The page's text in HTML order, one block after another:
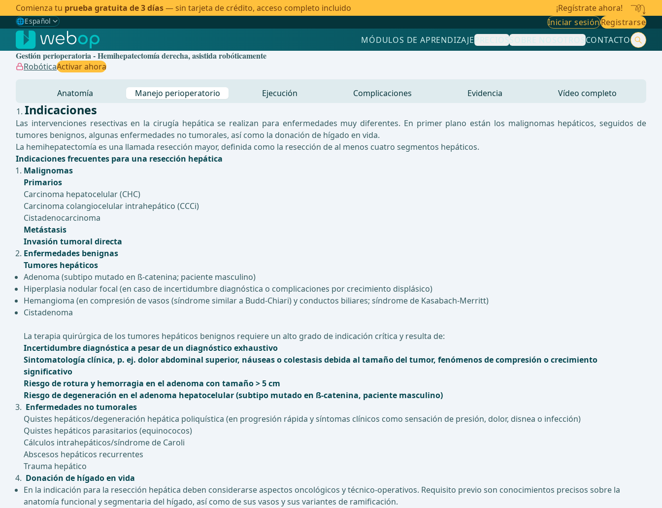
Comienza tu prueba gratuita de 3 días— sin tarjeta de crédito, acceso completo incluido ¡Regístrate ahora!
🌐Español
Gewählte Sprache: Español
🇩🇪 Alemán
🇬🇧Inglés
Brasileño
Iniciar sesiónRegistrarse
MÓDULOS DE APRENDIZAJEPRECIOSSOBRE NOSOTROSCONTACTO
Gestión perioperatoria - Hemihepatectomía derecha, asistida robóticamente
RobóticaActivar ahora
Anatomía Manejo perioperatorio Ejecución Complicaciones Evidencia Vídeo completo
Indicaciones
Las intervenciones resectivas en la cirugía hepática se realizan para enfermedades muy diferentes. En primer plano están los malignomas hepáticos, seguidos de
tumores benignos, algunas enfermedades no tumorales, así como la donación de hígado en vida.
La hemihepatectomía es una llamada resección mayor, definida como la resección de al menos cuatro segmentos hepáticos.
Indicaciones frecuentes para una resección hepática
Malignomas
Primarios
Carcinoma hepatocelular (CHC)
Carcinoma colangiocelular intrahepático (CCCi)
Cistadenocarcinoma
Metástasis
Invasión tumoral directa
Enfermedades benignas
Tumores hepáticos
Adenoma (subtipo mutado en ß-catenina; paciente masculino)
Hiperplasia nodular focal (en caso de incertidumbre diagnóstica o complicaciones por crecimiento displásico)
Hemangioma (en compresión de vasos (síndrome similar a Budd-Chiari) y conductos biliares; síndrome de Kasabach-Merritt)
Cistadenoma
La terapia quirúrgica de los tumores hepáticos benignos requiere un alto grado de indicación crítica y resulta de:
Incertidumbre diagnóstica a pesar de un diagnóstico exhaustivo
Sintomatología clínica, p. ej. dolor abdominal superior, náuseas o colestasis debida al tamaño del tumor, fenómenos de compresión o crecimiento
significativo
Riesgo de rotura y hemorragia en el adenoma con tamaño > 5 cm
Riesgo de degeneración en el adenoma hepatocelular (subtipo mutado en ß-catenina, paciente masculino)
Enfermedades no tumorales
Quistes hepáticos/degeneración hepática poliquística (en progresión rápida y síntomas clínicos como sensación de presión, dolor, disnea o infección)
Quistes hepáticos parasitarios (equinococos)
Cálculos intrahepáticos/síndrome de Caroli
Abscesos hepáticos recurrentes
Trauma hepático
Donación de hígado en vida
En la indicación para la resección hepática deben considerarse aspectos oncológicos y técnico-operativos. Requisito previo son conocimientos precisos sobre la
anatomía funcional y segmentaria del hígado, así como de sus vasos y sus variantes de ramificación.